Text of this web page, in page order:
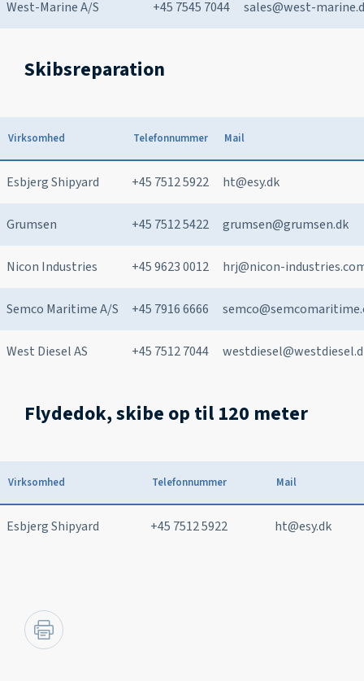
West-Marine A/S +45 7545 7044 sales@west-
Skibsreparation
Virksomhed Telefonnummer Mail
Esbjerg Shipyard +45 7512 5922 ht@esy.dk
Grumsen +45 7512 5422 grumsen@grumsen.dk
Nicon Industries +45 9623 0012 hrj@nicon-
Semco Maritime A/S +45 7916 6666
West Diesel AS +45 7512 7044
Flydedok, skibe op til 120 meter
Virksomhed Telefonnummer Mail
Esbjerg Shipyard +45 7512 5922 ht@esy.dk